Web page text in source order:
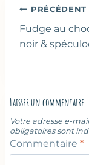
Navigation
de
l’article
PRÉCÉDENT
Fudge au
noir &
Laisser un commentaire
Votre adresse e-
obligatoires sont
Commentaire *